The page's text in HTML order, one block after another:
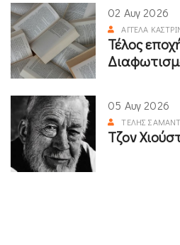
02 Αυγ 2026
ΑΓΓΈΛΑ
Τέλος
05 Αυγ 2026
ΤΈΛΗΣ
Τζον